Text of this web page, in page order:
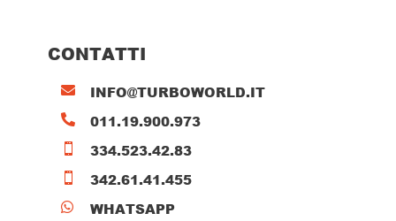
CONTATTI
 INFO@TURBOWORLD.IT
 011.19.900.973
 334.523.42.83
 342.61.41.455
 WHATSAPP